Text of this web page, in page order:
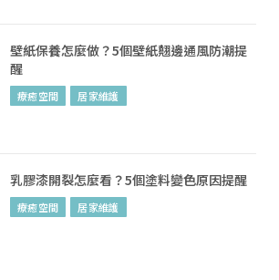
壁紙保養怎麼做？5個壁紙翹邊通風防潮提
醒
療癒空間 居家維護
乳膠漆開裂怎麼看？5個塗料變色原因提醒
療癒空間 居家維護